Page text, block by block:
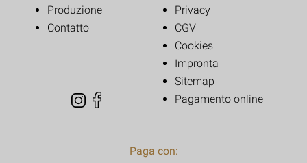
Produzione
Contatto
Privacy
CGV
Cookies
Impronta
Sitemap
Pagamento online
Paga con: